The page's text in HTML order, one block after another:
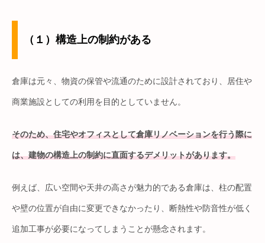
（１）構造上の制約がある
倉庫は元々、物資の保管や流通のために設計されており、居住や
商業施設としての利用を目的としていません。
そのため、住宅やオフィスとして倉庫リノベーションを行う際に
は、建物の構造上の制約に直面するデメリットがあります。
例えば、広い空間や天井の高さが魅力的である倉庫は、柱の配置
や壁の位置が自由に変更できなかったり、断熱性や防音性が低く
追加工事が必要になってしまうことが懸念されます。